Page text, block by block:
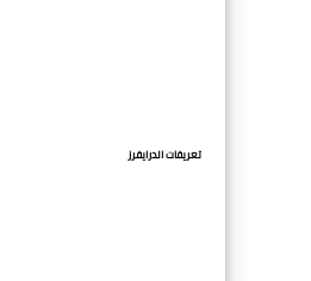
تعريفات الدرايفرز